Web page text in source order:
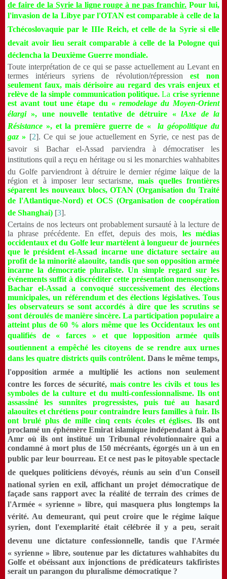
de faire de la Syrie la ligne rouge à ne pas franchir. Pour lui,
l'invasion de la Libye par l'OTAN est comparable à celle de la
Tchécoslovaquie par le IIIe Reich, et celle de la Syrie si elle
devait avoir lieu serait comparable à celle de la Pologne qui
déclencha la Deuxième Guerre mondiale.
Toute interprétation de ce qui se passe actuellement au Levant en
termes intérieurs syriens de révolution/répression est non
seulement faux, mais dérisoire au regard des vrais enjeux et
relève de la simple communication politique.La crise syrienne
est avant tout une étape du « remodelage du Moyen-Orient
élargi», une nouvelle tentative de détruire «lAxe de la
Résistance », et la première guerre de «
la géopolitique du
gaz » [2]. Ce qui se joue actuellement en Syrie, ce nest pas de
savoir si Bachar el-Assad parviendra à démocratiser les
institutions quil a reçu en héritage ou si les monarchies wahhabites
du Golfe parviendront à détruire le dernier régime laïque de la
région et à imposer leur sectarisme, mais quelles frontières
séparent les nouveaux blocs, OTAN (Organisation du Traité
de l'Atlantique-Nord) et OCS (Organisation de coopération
de Shanghai) [3].
Certains de nos lecteurs ont probablement sursauté à la lecture de
la phrase précédente. En effet, depuis des mois,
les médias
occidentaux et du Golfe leur martèlent à longueur de journées
que le président el-Assad incarne une dictature sectaire au
profit de la minorité alaouite, tandis que son opposition armée
incarne la démocratie pluraliste. Un simple regard sur les
événements suffit à discréditer cette présentation mensongère.
Bachar el-Assad a convoqué successivement des élections
municipales, un référendum et des élections législatives. Tous
les observateurs se sont accordés à dire que les scrutins se
sont déroulés de manière sincère. La participation populaire a
atteint plus de 60 % alors même que les Occidentaux les ont
qualifiés de « farces » et que lopposition armée quils
soutiennent a empêché les citoyens de se rendre aux urnes
dans les quatre districts quils contrôlent. Dans le même temps,
l'opposition armée a multiplié les actions non seulement
contre les forces de sécurité, mais contre les civils et tous les
symboles de la culture et du multi-confessionnalisme. Ils ont
assassiné les sunnites progressistes, puis tué au hasard
alaouites et chrétiens pour contraindre leurs familles à fuir. Ils
ont brulé plus de mille cinq cents écoles et églises. Ils ont
proclamé un éphémère Emirat islamique indépendant à Baba
Amr où ils ont institué un Tribunal révolutionnaire qui a
condamné à mort plus de 150 mécréants, égorgés un à un en
public par leur bourreau. Et ce nest pas le pitoyable spectacle
de quelques politiciens dévoyés, réunis au sein d'un Conseil
national syrien en exil, affichant un projet démocratique de
façade sans rapport avec la réalité de terrain des crimes de
l'Armée « syrienne » libre, qui masquera plus longtemps la
vérité. Au demeurant, qui peut croire que le régime laïque
syrien, dont l'exemplarité était célébrée il y a peu, serait
devenu une dictature confessionnelle, tandis que l'Armée
« syrienne » libre, soutenue par les dictatures wahhabites du
Golfe et obéissant aux injonctions de prédicateurs takfiristes
serait un parangon du pluralisme démocratique ?